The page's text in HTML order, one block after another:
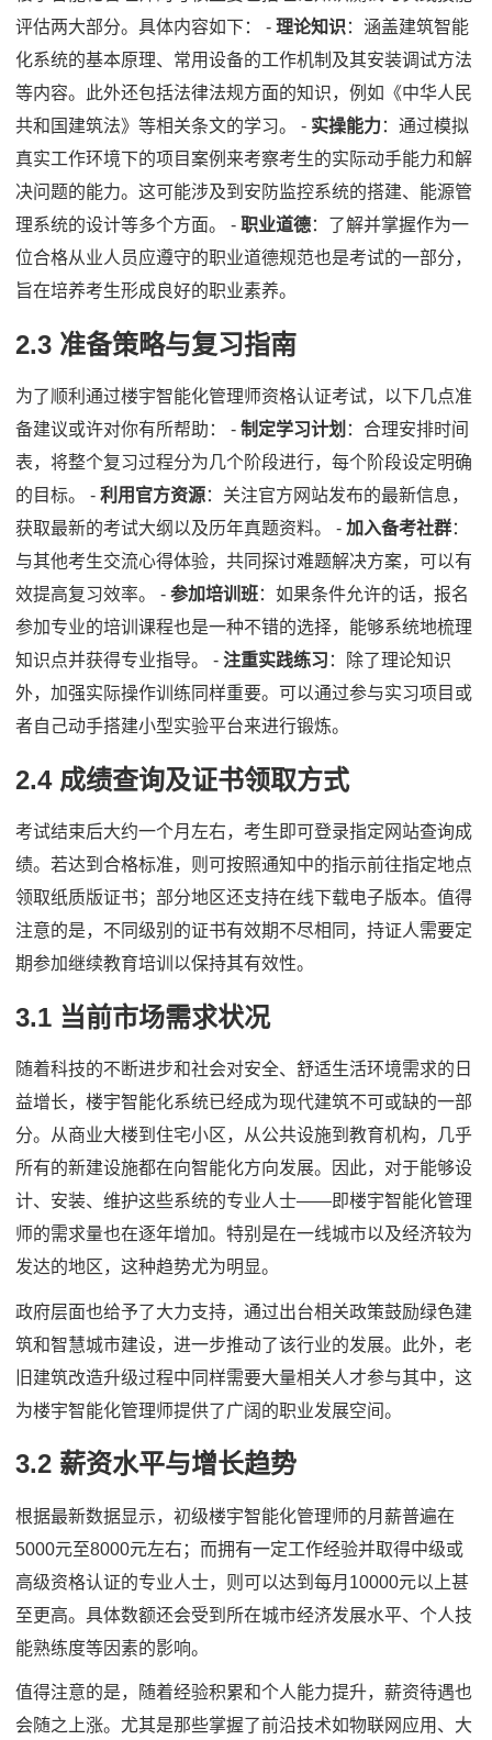
评估两大部分。具体内容如下： - 理论知识 ：涵盖建筑智能
化系统的基本原理、常用设备的工作机制及其安装调试方法
等内容。此外还包括法律法规方面的知识，例如《中华人民
共和国建筑法》等相关条文的学习。 - 实操能力：通过模拟
真实工作环境下的项目案例来考察考生的实际动手能力和解
决问题的能力。这可能涉及到安防监控系统的搭建、能源管
理系统的设计等多个方面。 - 职业道德：了解并掌握作为一
位合格从业人员应遵守的职业道德规范也是考试的一部分，
旨在培养考生形成良好的职业素养。
2.3 准备策略与复习指南
为了顺利通过楼宇智能化管理师资格认证考试，以下几点准
备建议或许对你有所帮助： - 制定学习计划 ：合理安排时间
表，将整个复习过程分为几个阶段进行，每个阶段设定明确
的目标。 - 利用官方资源：关注官方网站发布的最新信息，
获取最新的考试大纲以及历年真题资料。 - 加入备考社群：
与其他考生交流心得体验，共同探讨难题解决方案，可以有
效提高复习效率。 - 参加培训班：如果条件允许的话，报名
参加专业的培训课程也是一种不错的选择，能够系统地梳理
知识点并获得专业指导。 - 注重实践练习 ：除了理论知识
外，加强实际操作训练同样重要。可以通过参与实习项目或
者自己动手搭建小型实验平台来进行锻炼。
2.4 成绩查询及证书领取方式
考试结束后大约一个月左右，考生即可登录指定网站查询成
绩。若达到合格标准，则可按照通知中的指示前往指定地点
领取纸质版证书；部分地区还支持在线下载电子版本。值得
注意的是，不同级别的证书有效期不尽相同，持证人需要定
期参加继续教育培训以保持其有效性。
3.1 当前市场需求状况
随着科技的不断进步和社会对安全、舒适生活环境需求的日
益增长，楼宇智能化系统已经成为现代建筑不可或缺的一部
分。从商业大楼到住宅小区，从公共设施到教育机构，几乎
所有的新建设施都在向智能化方向发展。因此，对于能够设
计、安装、维护这些系统的专业人士——即楼宇智能化管理
师的需求量也在逐年增加。特别是在一线城市以及经济较为
发达的地区，这种趋势尤为明显。
政府层面也给予了大力支持，通过出台相关政策鼓励绿色建
筑和智慧城市建设，进一步推动了该行业的发展。此外，老
旧建筑改造升级过程中同样需要大量相关人才参与其中，这
为楼宇智能化管理师提供了广阔的职业发展空间。
3.2 薪资水平与增长趋势
根据最新数据显示，初级楼宇智能化管理师的月薪普遍在
5000元至8000元左右；而拥有一定工作经验并取得中级或
高级资格认证的专业人士，则可以达到每月10000元以上甚
至更高。具体数额还会受到所在城市经济发展水平、个人技
能熟练度等因素的影响。
值得注意的是，随着经验积累和个人能力提升，薪资待遇也
会随之上涨。尤其是那些掌握了前沿技术如物联网应用、大